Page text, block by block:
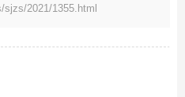
2021/1355.html